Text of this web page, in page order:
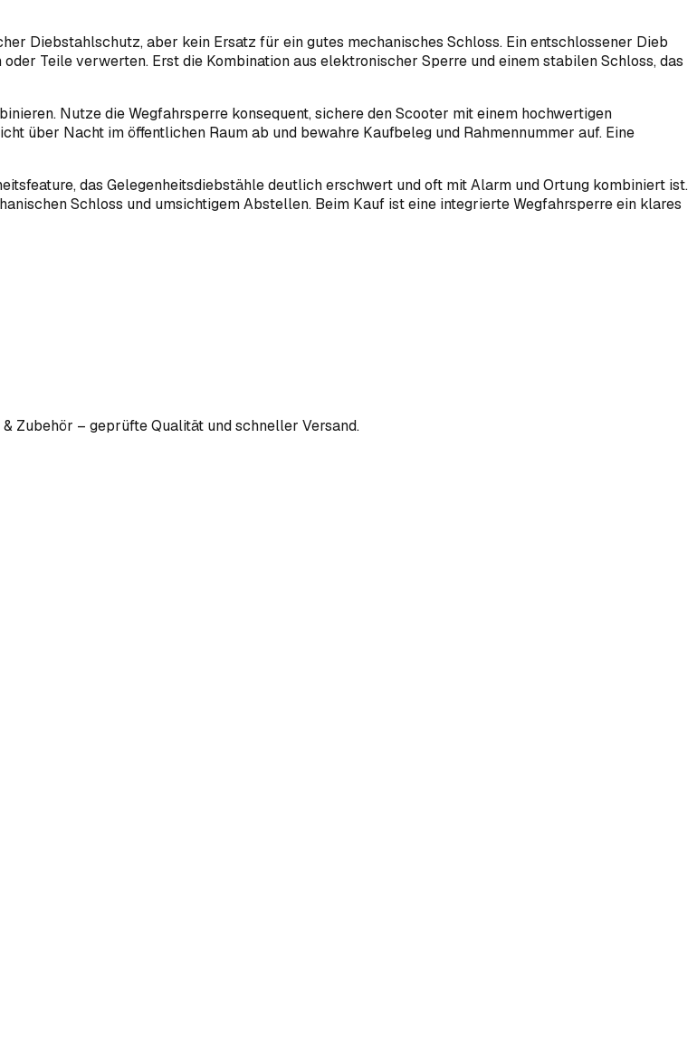
Diebstahlschutz, aber kein Ersatz für ein gutes mechanisches Schloss. Ein entschlossener Dieb
Teile verwerten. Erst die Kombination aus elektronischer Sperre und einem stabilen Schloss, das
Nutze die Wegfahrsperre konsequent, sichere den Scooter mit einem hochwertigen
über Nacht im öffentlichen Raum ab und bewahre Kaufbeleg und Rahmennummer auf. Eine
das Gelegenheitsdiebstähle deutlich erschwert und oft mit Alarm und Ortung kombiniert ist.
Schloss und umsichtigem Abstellen. Beim Kauf ist eine integrierte Wegfahrsperre ein klares
Zubehör – geprüfte Qualität und schneller Versand.